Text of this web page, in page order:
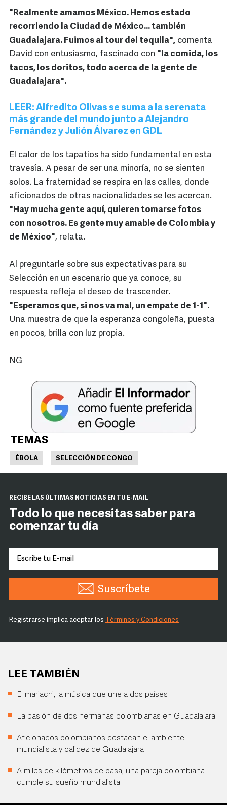
"Realmente amamos México. Hemos estado
recorriendo la Ciudad de México... también
Guadalajara. Fuimos al tour del tequila", comenta
David con entusiasmo, fascinado con "la comida, los
tacos, los doritos, todo acerca de la gente de
Guadalajara".
LEER: Alfredito Olivas se suma a la serenata
más grande del mundo junto a Alejandro
Fernández y Julión Álvarez en GDL
El calor de los tapatíos ha sido fundamental en esta
travesía. A pesar de ser una minoría, no se sienten
solos. La fraternidad se respira en las calles, donde
aficionados de otras nacionalidades se les acercan.
"Hay mucha gente aquí, quieren tomarse fotos
con nosotros. Es gente muy amable de Colombia y
de México", relata.
Al preguntarle sobre sus expectativas para su
Selección en un escenario que ya conoce, su
respuesta refleja el deseo de trascender.
"Esperamos que, si nos va mal, un empate de 1-1".
Una muestra de que la esperanza congoleña, puesta
en pocos, brilla con luz propia.
NG
TEMAS
ÉBOLA SELECCIÓN DE CONGO
RECIBE LAS ÚLTIMAS NOTICIAS EN TU E-MAIL
Todo lo que necesitas saber para
comenzar tu día
Suscríbete
Registrarse implica aceptar los Términos y Condiciones
LEE TAMBIÉN
El mariachi, la música que une a dos países
La pasión de dos hermanas colombianas en Guadalajara
Aficionados colombianos destacan el ambiente
mundialista y calidez de Guadalajara
A miles de kilómetros de casa, una pareja colombiana
cumple su sueño mundialista